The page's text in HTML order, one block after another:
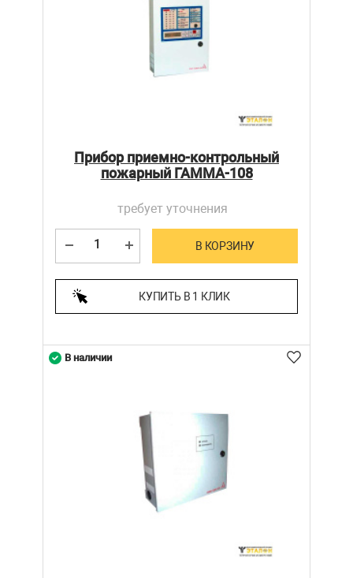
Прибор приемно-контрольный
пожарный ГАММА-108
требует уточнения
В КОРЗИНУ
КУПИТЬ В 1 КЛИК
В наличии